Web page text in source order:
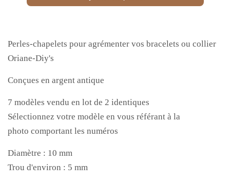
Perles-chapelets pour agrémenter vos bracelets ou collier
Oriane-Diy's
Conçues en argent antique
7 modèles vendu en lot de 2 identiques
Sélectionnez votre modèle en vous référant à la
photo comportant les numéros
Diamètre : 10 mm
Trou d'environ : 5 mm